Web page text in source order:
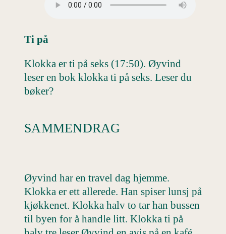
Ti på
Klokka er ti på seks (17:50). Øyvind
leser en bok klokka ti på seks. Leser du
bøker?
SAMMENDRAG
Øyvind har en travel dag hjemme.
Klokka er ett allerede. Han spiser lunsj på
kjøkkenet. Klokka halv to tar han bussen
til byen for å handle litt. Klokka ti på